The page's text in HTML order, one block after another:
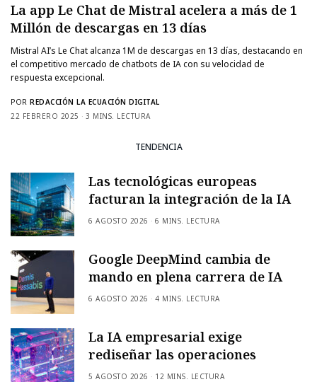
La app Le Chat de Mistral acelera a más de 1
Millón de descargas en 13 días
Mistral AI’s Le Chat alcanza 1M de descargas en 13 días, destacando en
el competitivo mercado de chatbots de IA con su velocidad de
respuesta excepcional.
POR REDACCIÓN LA ECUACIÓN DIGITAL
22 FEBRERO 2025
3 MINS. LECTURA
TENDENCIA
Las tecnológicas europeas
facturan la integración de la IA
6 AGOSTO 2026 6 MINS. LECTURA
Google DeepMind cambia de
mando en plena carrera de IA
6 AGOSTO 2026 4 MINS. LECTURA
La IA empresarial exige
rediseñar las operaciones
5 AGOSTO 2026 12 MINS. LECTURA